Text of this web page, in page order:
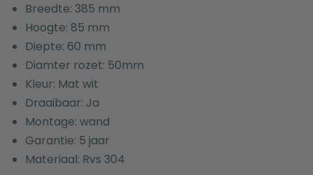
Breedte: 385 mm
Hoogte: 85 mm
Diepte: 60 mm
Diamter rozet: 50mm
Kleur: Mat wit
Draaibaar: Ja
Montage: wand
Garantie: 5 jaar
Materiaal: Rvs 304